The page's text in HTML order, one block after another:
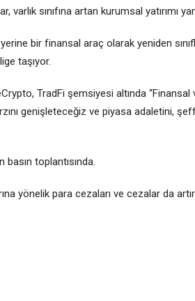
varlık sınıfına artan kurumsal yatırımı
bir finansal araç olarak yeniden
taşıyor.
TradFi şemsiyesi altında “Finansal
genişleteceğiz ve piyasa adaletini,
toplantısında.
yönelik para cezaları ve cezalar da